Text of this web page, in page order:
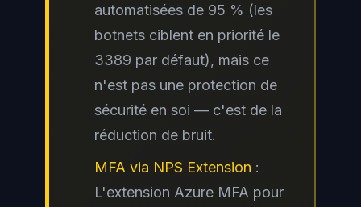
automatisées de 95 % (les
botnets ciblent en priorité le
3389 par défaut), mais ce
n'est pas une protection de
sécurité en soi — c'est de la
réduction de bruit.
MFA via NPS Extension :
L'extension Azure MFA pour